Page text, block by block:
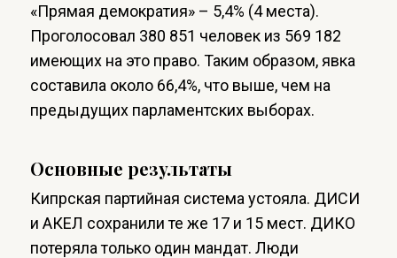
«Прямая демократия» – 5,4% (4 места).
Проголосовал 380 851 человек из 569 182
имеющих на это право. Таким образом, явка
составила около 66,4%, что выше, чем на
предыдущих парламентских выборах.
Основные результаты
Кипрская партийная система устояла. ДИСИ
и АКЕЛ сохранили те же 17 и 15 мест. ДИКО
потеряла только один мандат. Люди